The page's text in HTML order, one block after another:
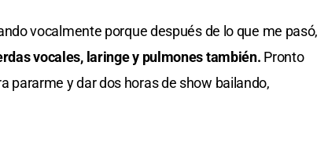
vocalmente porque después de lo que me pasó,
vocales, laringe y pulmones también. Pronto
pararme y dar dos horas de show bailando,